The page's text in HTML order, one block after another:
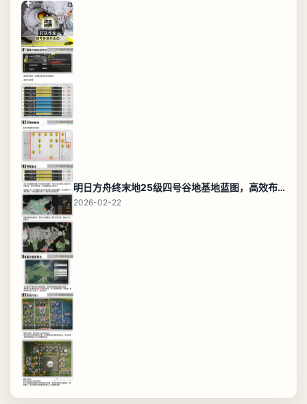
明日方舟终末地25级四号谷地基地蓝图，高效布局规划
2026-02-22